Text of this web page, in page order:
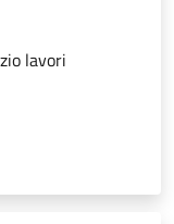
lavori